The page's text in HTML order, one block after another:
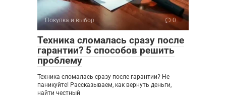
Покупка и выбор 0
Техника сломалась сразу после
гарантии? 5 способов решить
проблему
Техника сломалась сразу после гарантии? Не
паникуйте! Рассказываем, как вернуть деньги,
найти честный